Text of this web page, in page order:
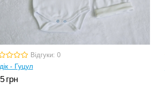
Відгуки: 0
- Гуцул
грн